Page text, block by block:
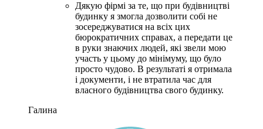
Дякую фірмі за те, що при будівництві
будинку я змогла дозволити собі не
зосереджуватися на всіх цих
бюрократичних справах, а передати це
в руки знаючих людей, які звели мою
участь у цьому до мінімуму, що було
просто чудово. В результаті я отримала
і документи, і не втратила час для
власного будівництва свого будинку.
Галина